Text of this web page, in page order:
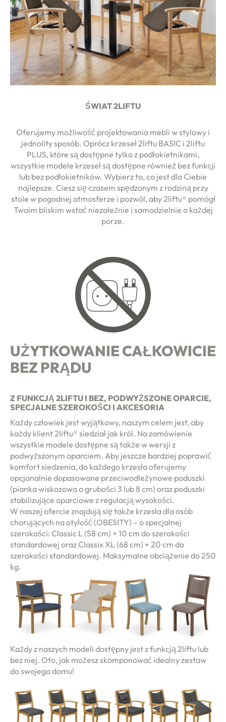
ŚWIAT 2LIFTU
Oferujemy możliwość projektowania mebli w stylowy i
jednolity sposób. Oprócz krzeseł 2liftu BASIC i 2liftu
PLUS, które są dostępne tylko z podłokietnikami,
wszystkie modele krzeseł są dostępne również bez funkcji
lub bez podłokietników. Wybierz to, co jest dla Ciebie
najlepsze. Ciesz się czasem spędzonym z rodziną przy
stole w pogodnej atmosferze i pozwól, aby 2liftu® pomógł
Twoim bliskim wstać niezależnie i samodzielnie o każdej
porze.
Z FUNKCJĄ 2LIFTU I BEZ, PODWYŻSZONE OPARCIE,
SPECJALNE SZEROKOŚCI I AKCESORIA
Każdy człowiek jest wyjątkowy, naszym celem jest, aby
każdy klient 2liftu® siedział jak król. Na zamówienie
wszystkie modele dostępne są także w wersji z
podwyższonym oparciem. Aby jeszcze bardziej poprawić
komfort siedzenia, do każdego krzesła oferujemy
opcjonalnie dopasowane przeciwodleżynowe poduszki
(pianka wiskozowa o grubości 3 lub 8 cm) oraz poduszki
stabilizujące oparciowe z regulacją wysokości.
W naszej ofercie znajdują się także krzesła dla osób
chorujących na otyłość (OBESITY) – o specjalnej
szerokości: Classic L (58 cm) + 10 cm do szerokości
standardowej oraz Classix XL (68 cm) + 20 cm do
szerokości standardowej. Maksymalne obciążenie do 250
kg.
Każdy z naszych modeli dostępny jest z funkcją 2liftu lub
bez niej. Oto, jak możesz skomponować idealny zestaw
do swojego domu!
UŻYTKOWANIE CAŁKOWICIE
BEZ PRĄDU